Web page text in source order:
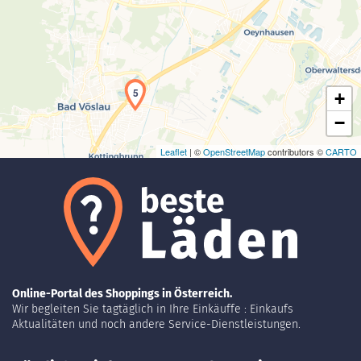
Laden der Karte...
5
+
−
Leaflet | ©OpenStreetMapcontributors ©CARTO
Online-Portal des Shoppings in Österreich.
Wir begleiten Sie tagtäglich in Ihre Einkäuffe : Einkaufs
Aktualitäten und noch andere Service-Dienstleistungen.